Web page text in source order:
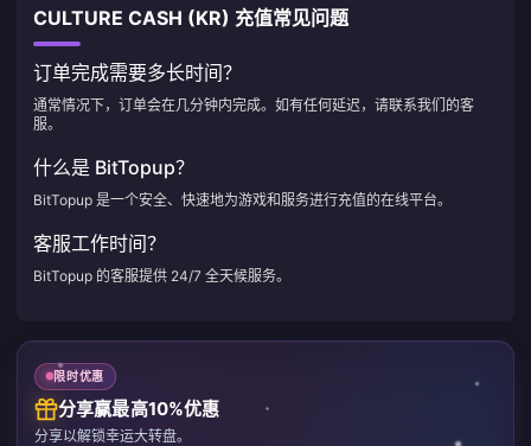
CULTURE CASH (KR) 充值常见问题
订单完成需要多长时间？
通常情况下，订单会在几分钟内完成。如有任何延迟，请联系我们的客
服。
什么是 BitTopup？
BitTopup 是一个安全、快速地为游戏和服务进行充值的在线平台。
客服工作时间？
BitTopup 的客服提供 24/7 全天候服务。
限时优惠
分享赢最高10%优惠
分享以解锁幸运大转盘。